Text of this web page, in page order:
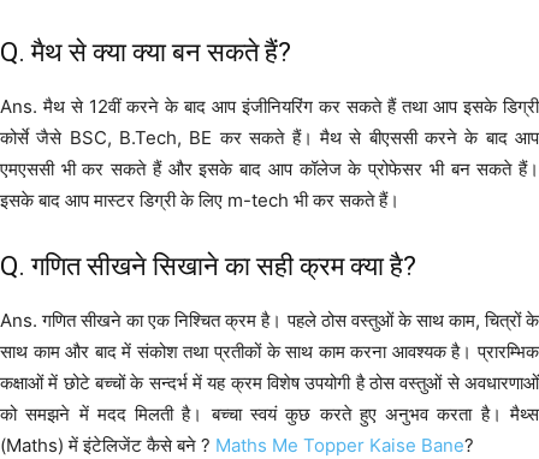
Q. मैथ से क्या क्या बन सकते हैं?
Ans. मैथ से 12वीं करने के बाद आप इंजीनियरिंग कर सकते हैं तथा आप इसके डिग्री
कोर्से जैसे BSC, B.Tech, BE कर सकते हैं। मैथ से बीएससी करने के बाद आप
एमएससी भी कर सकते हैं और इसके बाद आप कॉलेज के प्रोफेसर भी बन सकते हैं।
इसके बाद आप मास्टर डिग्री के लिए m-tech भी कर सकते हैं।
Q. गणित सीखने सिखाने का सही क्रम क्या है?
Ans. गणित सीखने का एक निश्चित क्रम है। पहले ठोस वस्तुओं के साथ काम, चित्रों के
साथ काम और बाद में संकोश तथा प्रतीकों के साथ काम करना आवश्यक है। प्रारम्भिक
कक्षाओं में छोटे बच्चों के सन्दर्भ में यह क्रम विशेष उपयोगी है ठोस वस्तुओं से अवधारणाओं
को समझने में मदद मिलती है। बच्चा स्वयं कुछ करते हुए अनुभव करता है। मैथ्स
(Maths) में इंटेलिजेंट कैसे बने ? Maths Me Topper Kaise Bane?